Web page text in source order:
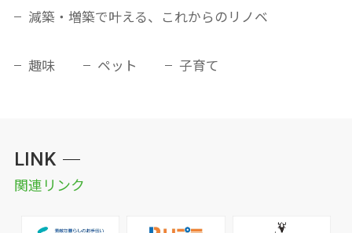
減築・増築で叶える、これからのリノベ
趣味 ペット 子育て
LINK
関連リンク